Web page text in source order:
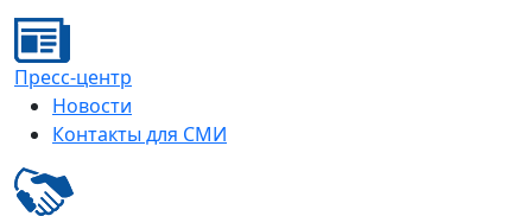
Пресс-центр
Новости
Контакты для СМИ